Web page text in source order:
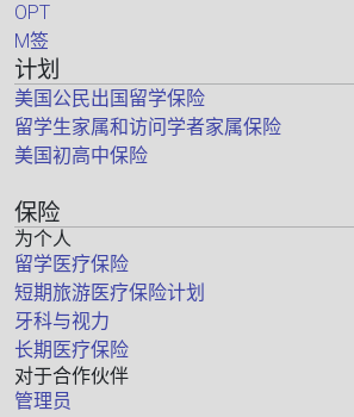
OPT
M签
计划
美国公民出国留学保险
留学生家属和访问学者家属保险
美国初高中保险
保险
为个人
留学医疗保险
短期旅游医疗保险计划
牙科与视力
长期医疗保险
对于合作伙伴
管理员